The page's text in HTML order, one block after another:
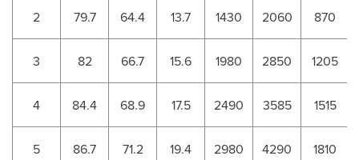
2 79.7 64.4 13.7 1430 2060 870
3 82 66.7 15.6 1980 2850 1205
4 84.4 68.9 17.5 2490 3585 1515
5 86.7 71.2 19.4 2980 4290 1810